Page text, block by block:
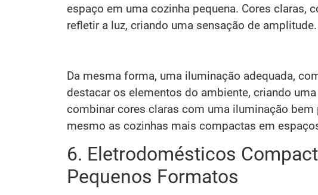
espaço em uma cozinha pequena. Cores claras,
refletir a luz, criando uma sensação de amplitude.
Da mesma forma, uma iluminação adequada,
destacar os elementos do ambiente, criando
combinar cores claras com uma iluminação
mesmo as cozinhas mais compactas em
6. Eletrodomésticos
Pequenos Formatos